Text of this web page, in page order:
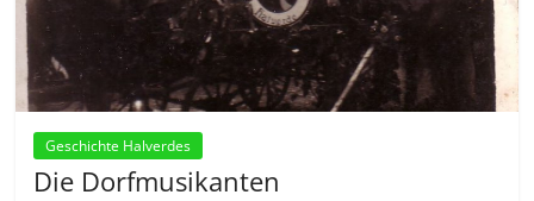
Geschichte Halverdes
Die Dorfmusikanten